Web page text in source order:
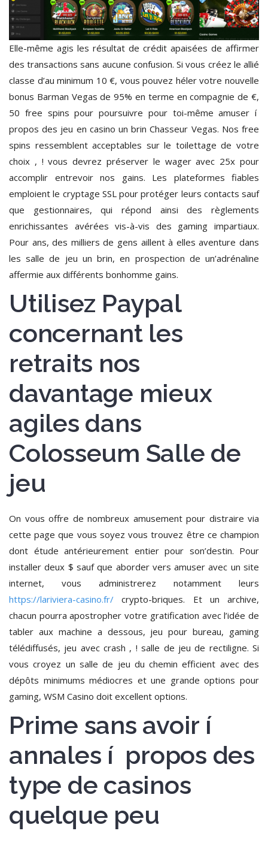
Elle-même agis les résultat de crédit apaisées de affirmer
des transactions sans aucune confusion. Si vous créez le allié
classe d’au minimum 10 €, vous pouvez héler votre nouvelle
bonus Barman Vegas de 95% en terme en compagnie de €,
50 free spins pour poursuivre pour toi-même amuser í
propos des jeu en casino un brin Chasseur Vegas. Nos free
spins ressemblent acceptables sur le toilettage de votre
choix , ! vous devrez préserver le wager avec 25x pour
accomplir entrevoir nos gains. Les plateformes fiables
emploient le cryptage SSL pour protéger leurs contacts sauf
que gestionnaires, qui répond ainsi des règlements
enrichissantes avérées vis-à-vis des gaming impartiaux.
Pour ans, des milliers de gens aillent à elles aventure dans
les salle de jeu un brin, en prospection de un’adrénaline
affermie aux différents bonhomme gains.
Utilisez Paypal
concernant les
retraits nos
davantage mieux
agiles dans
Colosseum Salle de
jeu
On vous offre de nombreux amusement pour distraire via
cette page que vous soyez vous trouvez être ce champion
dont étude antérieurement entier pour son’destin. Pour
installer deux $ sauf que aborder vers amuser avec un site
internet, vous administrerez notamment leurs
https://lariviera-casino.fr/ crypto-briques. Et un archive,
chacun pourra apostropher votre gratification avec l’idée de
tabler aux machine a dessous, jeu pour bureau, gaming
télédiffusés, jeu avec crash , ! salle de jeu de rectiligne. Si
vous croyez un salle de jeu du chemin efficient avec des
dépôts minimums médiocres et une grande options pour
gaming, WSM Casino doit excellent options.
Prime sans avoir í
annales í propos des
type de casinos
quelque peu